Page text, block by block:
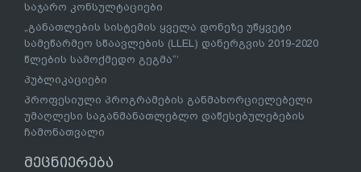
საჯარო კონსულტაციები
„განათლების სისტემის ყველა დონეზე უწყვეტი
სამეწარმეო სწაავლების (LLEL) დანერგვის 2019-2020
წლების სამოქმედო გეგმა“’
პუბლიკაციები
პროფესიული პროგრამების განმახორციელებელი
უმაღლესი საგანმანათლებლო დაწესებულებების
ჩამონათვალი
მეცნიერება